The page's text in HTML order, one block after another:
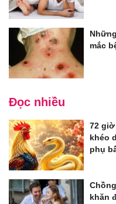
mắc
Đọc nhiều
72
khéo
phụ
khăn